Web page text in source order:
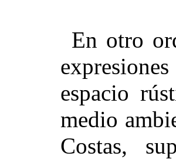
En otro
espacio
medio
Costas,